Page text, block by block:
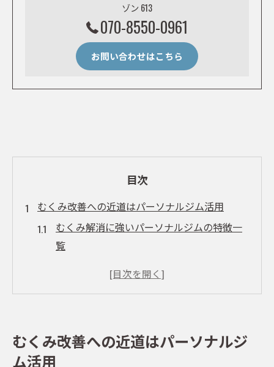
ゾン 613
070-8550-0961
お問い合わせはこちら
目次
むくみ改善への近道はパーソナルジム活用
むくみ解消に強いパーソナルジムの特徴一
覧
パーソナルジム利用で得られるむくみ改善
理由
むくみ改善への近道はパーソナルジ
ム活用